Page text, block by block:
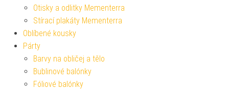
Otisky a odlitky Mementerra
Stírací plakáty Mementerra
Oblíbené kousky
Párty
Barvy na obličej a tělo
Bublinové balónky
Fóliové balónky